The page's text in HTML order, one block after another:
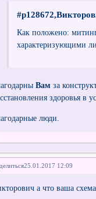
Как положено:
характеризующими
Вам за
здоровья в
люди.
25.01.2017 12:09
а что ваша